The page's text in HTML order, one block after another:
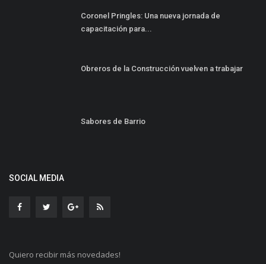
Coronel Pringles: Una nueva jornada de
capacitación para...
Obreros de la Construcción vuelven a trabajar
Sabores de Barrio
SOCIAL MEDIA
Quiero recibir más novedades!